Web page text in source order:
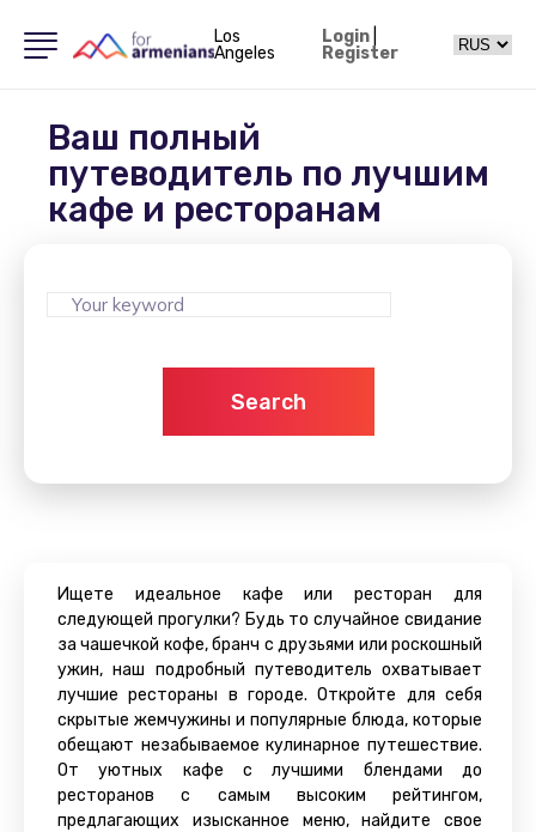
Los
Angeles
Login|
Register
Ваш полный
путеводитель по лучшим
кафе и ресторанам
Search
Ищете идеальное кафе или ресторан для
следующей прогулки? Будь то случайное свидание
за чашечкой кофе, бранч с друзьями или роскошный
ужин, наш подробный путеводитель охватывает
лучшие рестораны в городе. Откройте для себя
скрытые жемчужины и популярные блюда, которые
обещают незабываемое кулинарное путешествие.
От уютных кафе с лучшими блендами до
ресторанов с самым высоким рейтингом,
предлагающих изысканное меню, найдите свое